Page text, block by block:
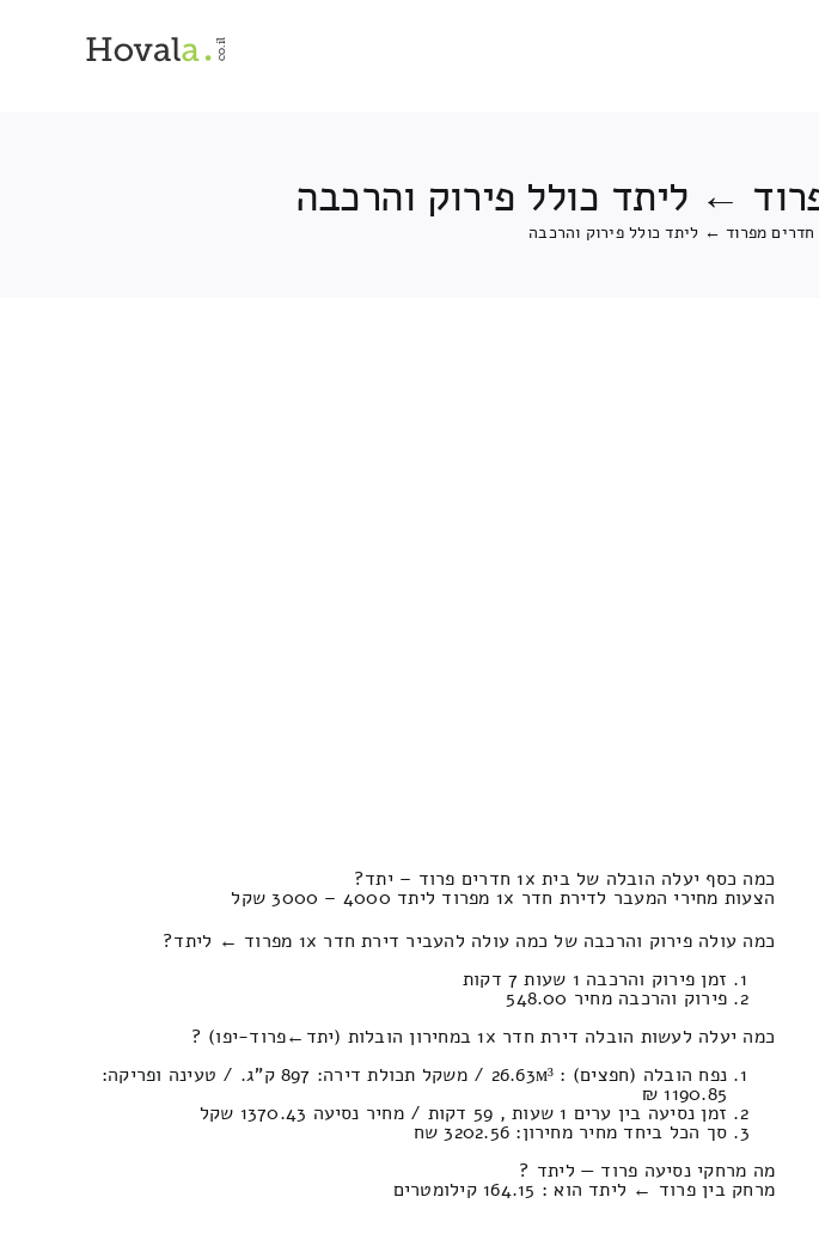
כמה כסף יעלה הובלה של בית 1x חדרים פרוד – יתד?
הצעות מחירי המעבר לדירת חדר 1x מפרוד ליתד 4000 – 3000 שקל
כמה עולה פירוק והרכבה של כמה עולה להעביר דירת חדר 1x מפרוד ← ליתד?
זמן פירוק והרכבה 1 שעות 7 דקות
פירוק והרכבה מחיר 548.00
כמה יעלה לעשות הובלה דירת חדר 1x במחירון הובלות (יתד‎←‏פרוד-יפו) ?
נפח הובלה (חפצים) : 26.63м³ / משקל תכולת דירה: 897 ק”ג. / טעינה ופריקה:
1190.85 ₪
זמן נסיעה בין ערים 1 שעות , 59 דקות / מחיר נסיעה 1370.43 שקל
סך הכל ביחד מחיר מחירון: 3202.56 שח
מה מרחקי נסיעה פרוד — ליתד ?
מרחק בין פרוד ← ליתד הוא : 164.15 קילומטרים